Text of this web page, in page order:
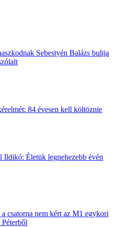
Sebestyén Balázs bulija
84 évesen kell költöznie
Ildikó: Életük legnehezebb évén
csatorna nem kért az M1 egykori